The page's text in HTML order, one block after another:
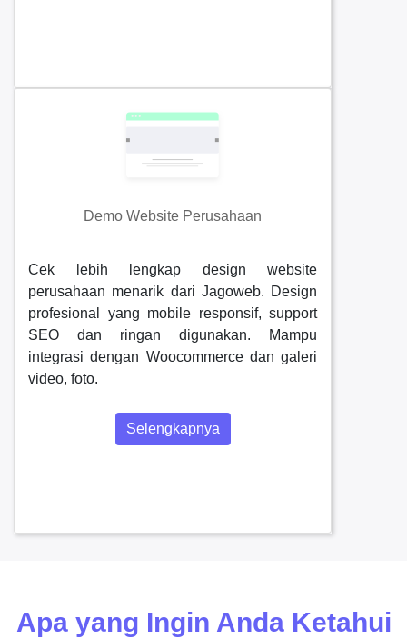
Demo Website Perusahaan
Cek lebih lengkap design website
perusahaan menarik dari Jagoweb. Design
profesional yang mobile responsif, support
SEO dan ringan digunakan. Mampu
integrasi dengan Woocommerce dan galeri
video, foto.
Selengkapnya
Apa yang Ingin Anda Ketahui